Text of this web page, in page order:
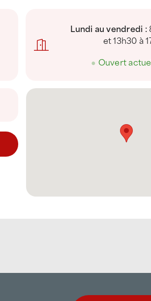
Lundi au vendredi :
et 13h30 à
● Ouvert